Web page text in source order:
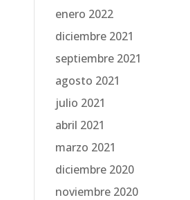
enero 2022
diciembre 2021
septiembre 2021
agosto 2021
julio 2021
abril 2021
marzo 2021
diciembre 2020
noviembre 2020